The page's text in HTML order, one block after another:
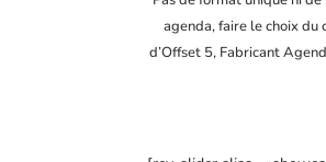
agenda, faire le choix du
d’Offset 5, Fabricant